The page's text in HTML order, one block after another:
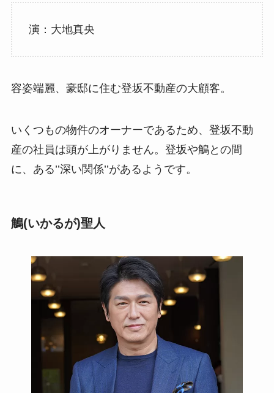
演：大地真央
容姿端麗、豪邸に住む登坂不動産の大顧客。
いくつもの物件のオーナーであるため、登坂不動
産の社員は頭が上がりません。登坂や鵤との間
に、ある’’深い関係’’があるようです。
鵤(いかるが)聖人